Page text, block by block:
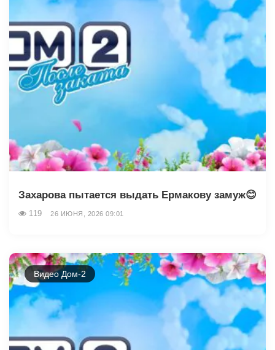
Захарова пытается выдать Ермакову замуж😊
119 26 ИЮНЯ, 2026 09:01
Видео Дом-2